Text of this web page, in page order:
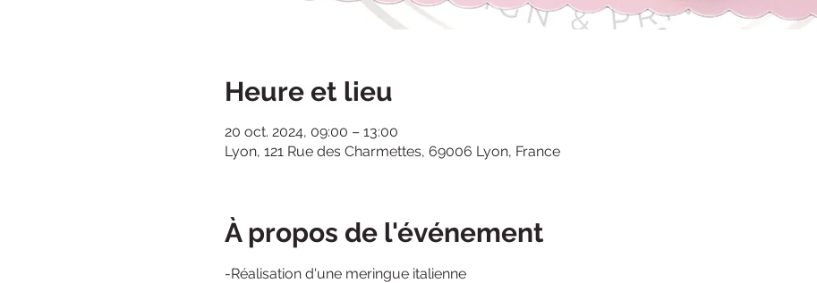
Heure et lieu
20 oct. 2024, 09:00 – 13:00
Lyon, 121 Rue des Charmettes, 69006 Lyon, France
À propos de l'événement
-Réalisation d'une meringue italienne